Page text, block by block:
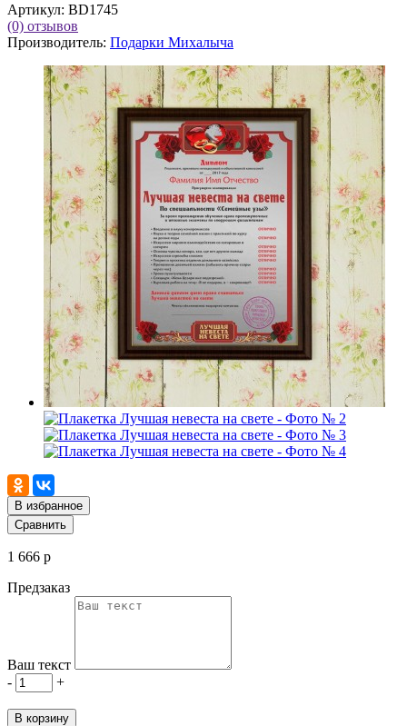
Артикул: BD1745
(0) отзывов
Производитель: Подарки Михалыча
В избранное
Сравнить
1 666 р
Предзаказ
Ваш текст
-
+
В корзину